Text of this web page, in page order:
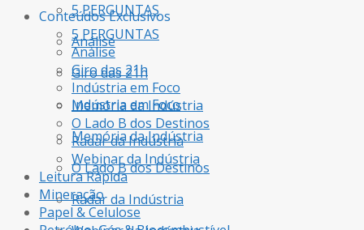
5 PERGUNTAS
Análise
Giro das 21h
Indústria em Foco
Memória da Indústria
O Lado B dos Destinos
Radar da Indústria
Conteúdos Exclusivos
5 PERGUNTAS
Análise
Giro das 21h
Indústria em Foco
Memória da Indústria
O Lado B dos Destinos
Radar da Indústria
Webinar da Indústria
Leitura Rápida
Mineração
Papel & Celulose